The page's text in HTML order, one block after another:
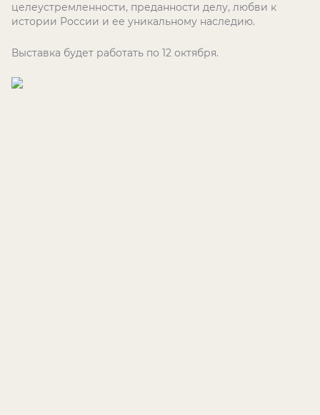
целеустремленности, преданности делу, любви к
истории России и ее уникальному наследию.
Выставка будет работать по 12 октября.